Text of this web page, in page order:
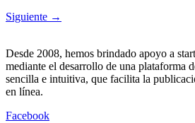
Siguiente →
Desde 2008, hemos brindado apoyo a
mediante el desarrollo de una plataforma
sencilla e intuitiva, que facilita la
en línea.
Facebook